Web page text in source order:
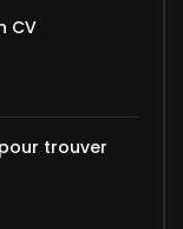
CV
trouver